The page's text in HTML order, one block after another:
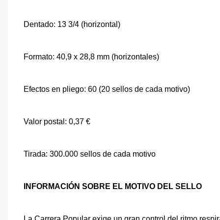
Dentado: 13 3/4 (horizontal)
Formato: 40,9 x 28,8 mm (horizontales)
Efectos en pliego: 60 (20 sellos de cada motivo)
Valor postal: 0,37 €
Tirada: 300.000 sellos de cada motivo
INFORMACIÓN SOBRE EL MOTIVO DEL SELLO